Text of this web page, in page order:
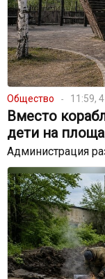
Общество 11:59,
Вместо
дети на
Администрация